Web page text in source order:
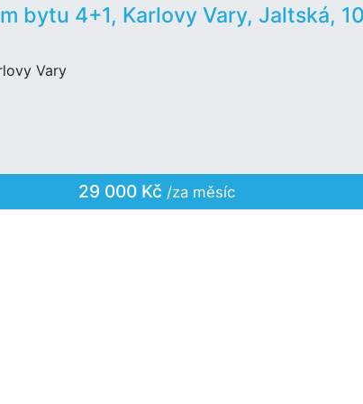
bytu 4+1, Karlovy Vary, Jaltská,
Vary
29 000 Kč /za měsíc